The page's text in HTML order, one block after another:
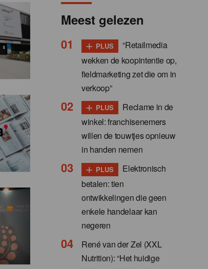
Meest gelezen
+ PLUS
“Retailmedia
wekken de koopintentie op,
fieldmarketing zet die om in
verkoop”
+ PLUS
Reclame in de
winkel: franchisenemers
willen de touwtjes opnieuw
in handen nemen
+ PLUS
Elektronisch
betalen: tien
ontwikkelingen die geen
enkele handelaar kan
negeren
René van der Zel (XXL
Nutrition): “Het huidige